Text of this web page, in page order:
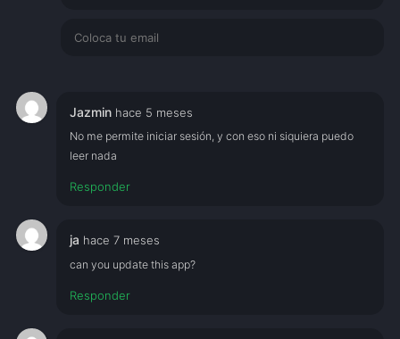
Jazmin hace 5 meses
No me permite iniciar sesión, y con eso ni siquiera puedo
leer nada
Responder
ja hace 7 meses
can you update this app?
Responder